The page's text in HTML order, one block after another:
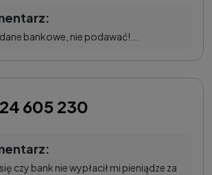
bankowe, nie podawać!...
605 230
czy bank nie wypłacił mi pieniądze za